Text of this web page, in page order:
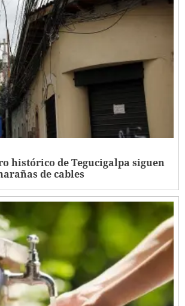
histórico de Tegucigalpa siguen
de cables